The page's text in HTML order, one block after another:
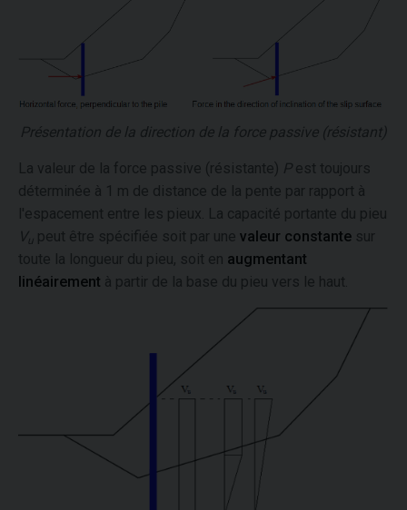
Présentation de la direction de la force passive (résistant)
La valeur de la force passive (résistante) Pest toujours
déterminée à 1 m de distance de la pente par rapport à
l'espacement entre les pieux. La capacité portante du pieu
Vu peut être spécifiée soit par une valeur constante sur
toute la longueur du pieu, soit en augmentant
linéairement à partir de la base du pieu vers le haut.